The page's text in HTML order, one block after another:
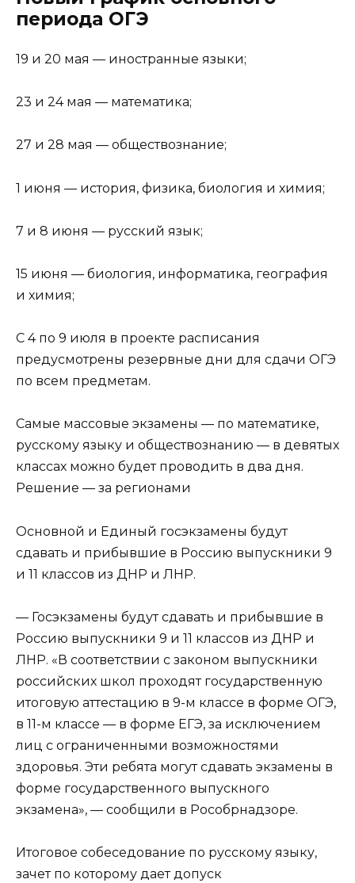
периода ОГЭ
19 и 20 мая — иностранные языки;
23 и 24 мая — математика;
27 и 28 мая — обществознание;
1 июня — история, физика, биология и химия;
7 и 8 июня — русский язык;
15 июня — биология, информатика, география
и химия;
С 4 по 9 июля в проекте расписания
предусмотрены резервные дни для сдачи ОГЭ
по всем предметам.
Самые массовые экзамены — по математике,
русскому языку и обществознанию — в девятых
классах можно будет проводить в два дня.
Решение — за регионами
Основной и Единый госэкзамены будут
сдавать и прибывшие в Россию выпускники 9
и 11 классов из ДНР и ЛНР.
— Госэкзамены будут сдавать и прибывшие в
Россию выпускники 9 и 11 классов из ДНР и
ЛНР. «В соответствии с законом выпускники
российских школ проходят государственную
итоговую аттестацию в 9-м классе в форме ОГЭ,
в 11-м классе — в форме ЕГЭ, за исключением
лиц с ограниченными возможностями
здоровья. Эти ребята могут сдавать экзамены в
форме государственного выпускного
экзамена», — сообщили в Рособрнадзоре.
Итоговое собеседование по русскому языку,
зачет по которому дает допуск